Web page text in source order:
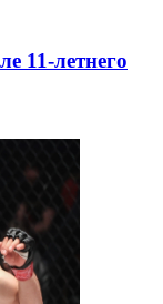
11-летнего